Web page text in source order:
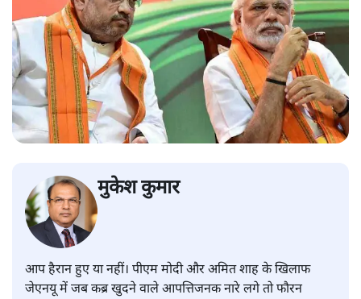
मुकेश कुमार
आप हैरान हुए या नहीं। पीएम मोदी और अमित शाह के खिलाफ
जेएनयू में जब कब्र खुदने वाले आपत्तिजनक नारे लगे तो फौरन